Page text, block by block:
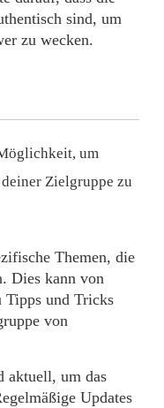
sind, um
zu wecken.
um
Zielgruppe zu
Themen, die
Dies kann von
Tipps und Tricks
von
aktuell, um das
Updates